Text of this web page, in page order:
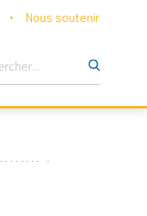
Nous soutenir